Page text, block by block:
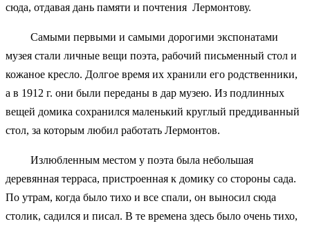
сюда, отдавая дань памяти и почтения Лермонтову.
Самыми первыми и самыми дорогими экспонатами
музея стали личные вещи поэта, рабочий письменный стол и
кожаное кресло. Долгое время их хранили его родственники,
а в 1912 г. они были переданы в дар музею. Из подлинных
вещей домика сохранился маленький круглый преддиванный
стол, за которым любил работать Лермонтов.
Излюбленным местом у поэта была небольшая
деревянная терраса, пристроенная к домику со стороны сада.
По утрам, когда было тихо и все спали, он выносил сюда
столик, садился и писал. В те времена здесь было очень тихо,